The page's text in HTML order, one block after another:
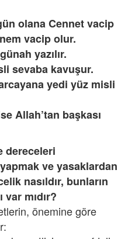
olana Cennet vacip
vacip olur.
yazılır.
sevaba kavuşur.
yedi yüz misli
Allah’tan başkası
dereceleri
ve yasaklardan
nasıldır, bunların
mıdır?
önemine göre